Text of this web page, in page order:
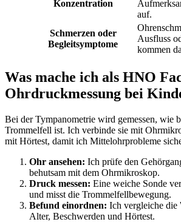
Konzentration
auf.
Schmerzen oder
Begleitsymptome
Ausfluss
kommen
Was mache ich als HNO
Ohrdruckmessung bei
Bei der Tympanometrie wird gemessen, wie
Trommelfell ist. Ich verbinde sie mit
mit Hörtest, damit ich Mittelohrprobleme
Ohr ansehen: Ich prüfe den
behutsam mit dem Ohrmikroskop.
Druck messen: Eine weiche Sonde
und misst die Trommelfellbewegung.
Befund einordnen: Ich vergleiche die
Alter, Beschwerden und Hörtest.